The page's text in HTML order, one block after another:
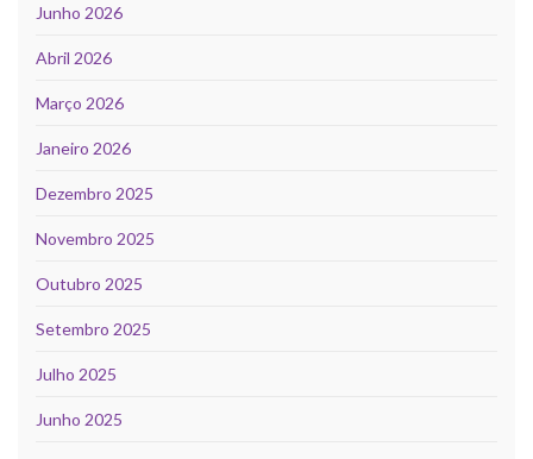
Junho 2026
Abril 2026
Março 2026
Janeiro 2026
Dezembro 2025
Novembro 2025
Outubro 2025
Setembro 2025
Julho 2025
Junho 2025